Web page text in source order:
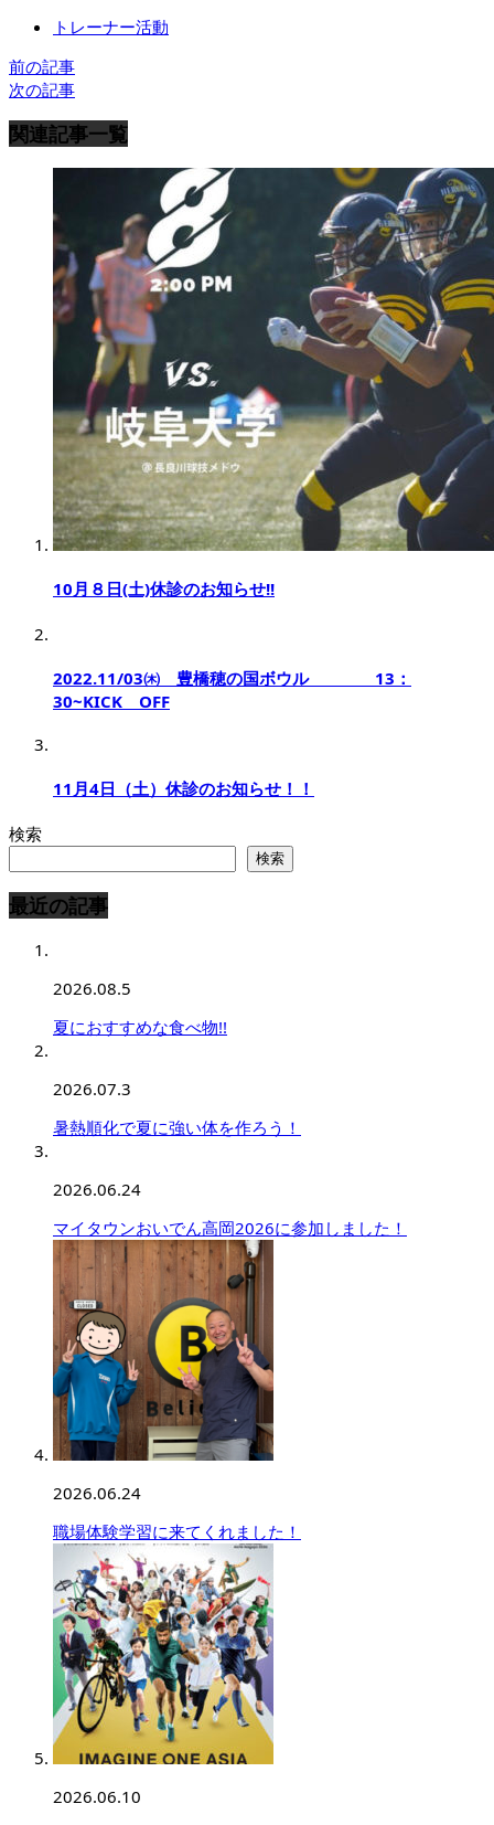
トレーナー活動
前の記事
次の記事
関連記事一覧
10月８日(土)休診のお知らせ!!
2022.11/03㈭ 豊橋穂の国ボウル 13：
30~KICK OFF
11月4日（土）休診のお知らせ！！
検索
検索
最近の記事
2026.08.5
夏におすすめな食べ物!!
2026.07.3
暑熱順化で夏に強い体を作ろう！
2026.06.24
マイタウンおいでん高岡2026に参加しました！
2026.06.24
職場体験学習に来てくれました！
2026.06.10